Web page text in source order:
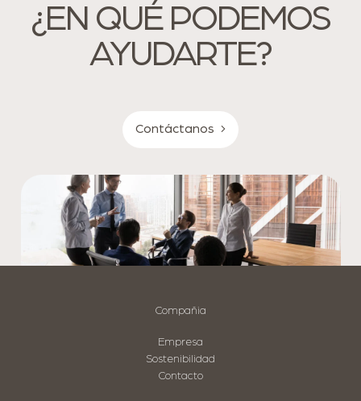
¿EN QUÉ PODEMOS
AYUDARTE?
Contáctanos
Compañia
Empresa
Sostenibilidad
Contacto